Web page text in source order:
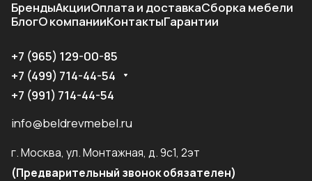
БрендыАкцииОплата и доставкаСборка мебели
БлогО компанииКонтактыГарантии
+7 (965) 129-00-85
+7 (499) 714-44-54
+7 (991) 714-44-54
info@beldrevmebel.ru
г. Москва, ул. Монтажная, д. 9с1, 2эт
(Предварительный звонок обязателен)